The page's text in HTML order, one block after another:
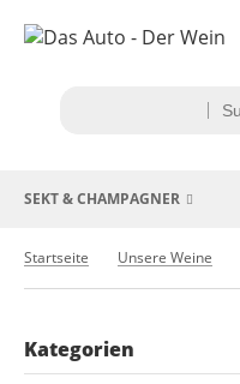
SEKT & CHAMPAGNER
Startseite Unsere Weine
Kategorien